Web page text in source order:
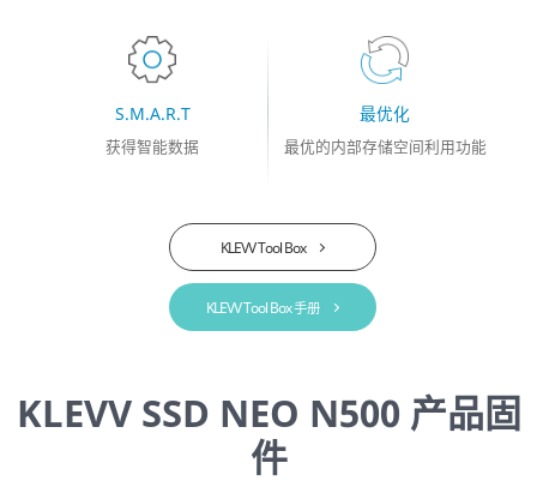
S.M.A.R.T
获得智能数据
最优化
最优的内部存储空间利用功能
KLEVV Tool Box
KLEVV Tool Box 手册
KLEVV SSD NEO N500 产品固
件